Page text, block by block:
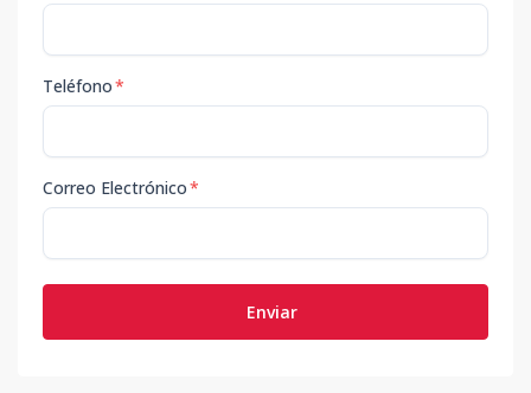
Teléfono*
Correo Electrónico*
Enviar